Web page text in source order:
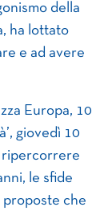
della
ha lottato
e ad avere
Europa, 10
giovedì 10
ripercorrere
le sfide
proposte che